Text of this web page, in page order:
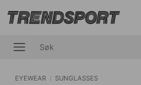
etter:
EYEWEAR / SUNGLASSES